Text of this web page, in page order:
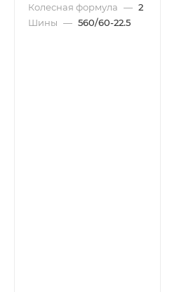
Колесная формула — 2
Шины — 560/60-22.5